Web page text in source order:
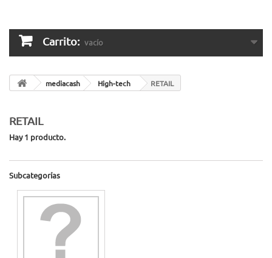
Carrito: vacío
mediacash High-tech RETAIL
RETAIL
Hay 1 producto.
Subcategorías